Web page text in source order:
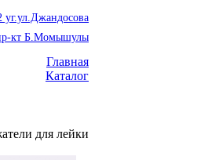
уг.ул.Джандосова
кт Б.Момышулы
Главная
Каталог
для лейки